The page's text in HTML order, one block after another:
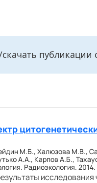
М.Б., Халюзова М.В.,
А.А., Карпов А.Б.,
Радиоэкология.
исследования